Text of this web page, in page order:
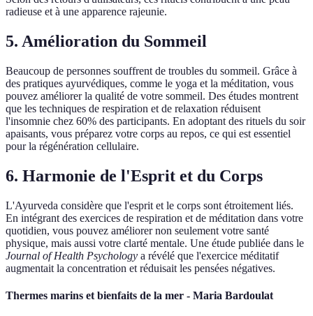
radieuse et à une apparence rajeunie.
5. Amélioration du Sommeil
Beaucoup de personnes souffrent de troubles du sommeil. Grâce à
des pratiques ayurvédiques, comme le yoga et la méditation, vous
pouvez améliorer la qualité de votre sommeil. Des études montrent
que les techniques de respiration et de relaxation réduisent
l'insomnie chez 60% des participants. En adoptant des rituels du soir
apaisants, vous préparez votre corps au repos, ce qui est essentiel
pour la régénération cellulaire.
6. Harmonie de l'Esprit et du Corps
L'Ayurveda considère que l'esprit et le corps sont étroitement liés.
En intégrant des exercices de respiration et de méditation dans votre
quotidien, vous pouvez améliorer non seulement votre santé
physique, mais aussi votre clarté mentale. Une étude publiée dans le
Journal of Health Psychology a révélé que l'exercice méditatif
augmentait la concentration et réduisait les pensées négatives.
Thermes marins et bienfaits de la mer - Maria Bardoulat